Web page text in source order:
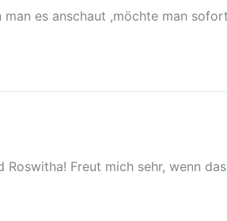
man es anschaut ,möchte man
Roswitha! Freut mich sehr, wenn